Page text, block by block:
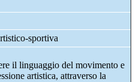
sportiva
il linguaggio del movimento e
artistica, attraverso la